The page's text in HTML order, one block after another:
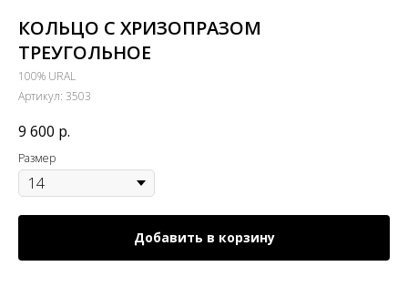
КОЛЬЦО С ХРИЗОПРАЗОМ
ТРЕУГОЛЬНОЕ
100% URAL
Артикул: 3503
9 600 р.
Размер
Добавить в корзину